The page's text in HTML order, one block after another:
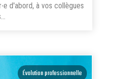
d'abord, à vos collègues
Évolution professionnelle